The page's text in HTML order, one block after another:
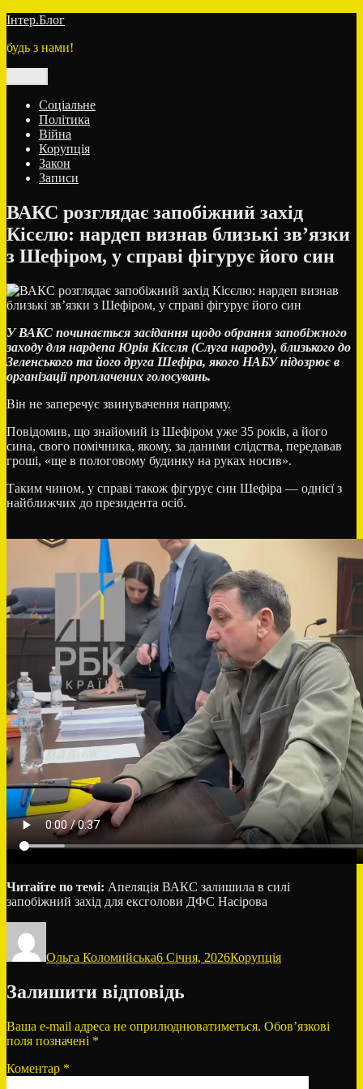
Перейти
вмісту
Інтер.Блог
будь з нами!
Соціальне
Політика
Війна
Корупція
Закон
Записи
ВАКС розглядає запобіжний захід
Кісєлю: нардеп визнав близькі зв’язки
з Шефіром, у справі фігурує його син
У ВАКС починається засідання щодо обрання запобіжного
заходу для нардепа Юрія Кісєля (Слуга народу), близького до
Зеленського та його друга Шефіра, якого НАБУ підозрює в
організації проплачених голосувань.
Він не заперечує звинувачення напряму.
Повідомив, що знайомий із Шефіром уже 35 років, а його
сина, свого помічника, якому, за даними слідства, передавав
гроші, «ще в пологовому будинку на руках носив».
Таким чином, у справі також фігурує син Шефіра — однієї з
найближчих до президента осіб.
Читайте по темі: Апеляція ВАКС залишила в силі
запобіжний захід для ексголови ДФС Насірова
Ольга Коломийська6 Січня, 2026Корупція
Залишити відповідь
Ваша e-mail адреса не оприлюднюватиметься. Обов’язкові
поля позначені *
Коментар *